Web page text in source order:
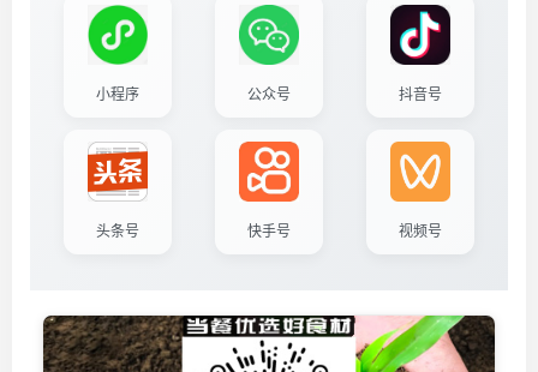
小程序 公众号 抖音号
头条号 快手号 视频号